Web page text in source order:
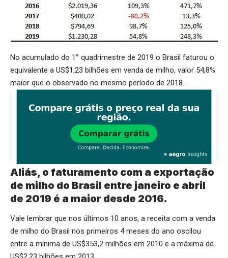
No acumulado do 1° quadrimestre de 2019 o Brasil faturou o
equivalente a US$1,23 bilhões em venda de milho, valor 54,8%
maior que o observado no mesmo período de 2018.
Aliás, o faturamento com a exportação
de milho do Brasil entre janeiro e abril
de 2019 é a maior desde 2016.
Vale lembrar que nos últimos 10 anos, a receita com a venda
de milho do Brasil nos primeiros 4 meses do ano oscilou
entre a mínima de US$353,2 milhões em 2010 e a máxima de